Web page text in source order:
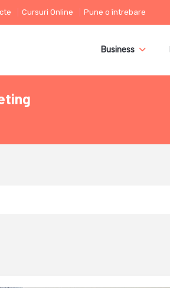
Cursuri Online Pune o întrebare
Business